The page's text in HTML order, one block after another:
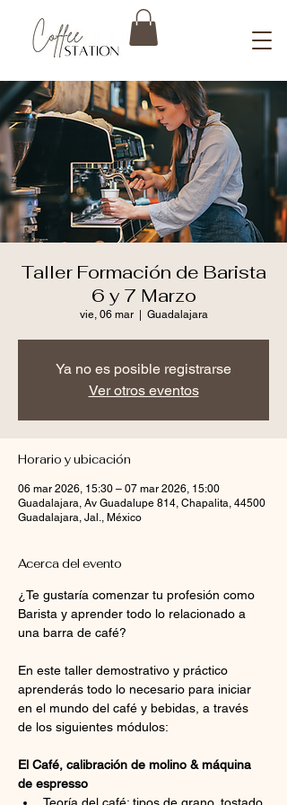
Taller Formación de Barista
6 y 7 Marzo
vie, 06 mar
  |
Guadalajara
Ya no es posible registrarse
Ver otros eventos
Horario y ubicación
06 mar 2026, 15:30 – 07 mar 2026, 15:00
Guadalajara, Av Guadalupe 814, Chapalita, 44500
Guadalajara, Jal., México
Acerca del evento
¿Te gustaría comenzar tu profesión como
Barista y aprender todo lo relacionado a
una barra de café?
En este taller demostrativo y práctico
aprenderás todo lo necesario para iniciar
en el mundo del café y bebidas, a través
de los siguientes módulos:
El Café, calibración de molino & máquina
de espresso